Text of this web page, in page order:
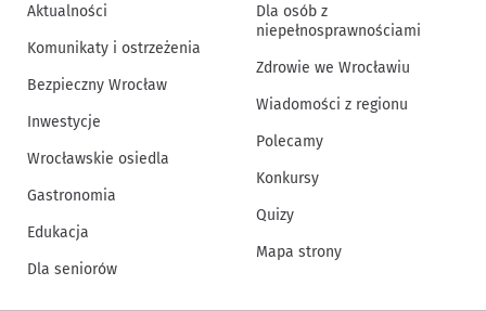
Aktualności
Komunikaty i ostrzeżenia
Bezpieczny Wrocław
Inwestycje
Wrocławskie osiedla
Gastronomia
Edukacja
Dla seniorów
Dla osób z
niepełnosprawnościami
Zdrowie we Wrocławiu
Wiadomości z regionu
Polecamy
Konkursy
Quizy
Mapa strony